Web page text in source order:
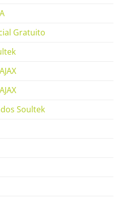
Gratuito
Soultek